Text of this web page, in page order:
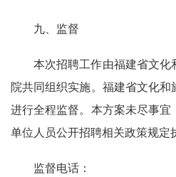
九、监督
本次招聘工作由福建省文化
院共同组织实施。福建省文化
进行全程监督。本方案未尽事宜
单位人员公开招聘相关政策规定
监督电话：